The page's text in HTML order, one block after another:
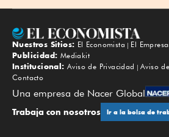
Nuestros Sitios: El Economista El
Publicidad: Mediakit
Institucional: Aviso de Privacidad
Aviso
Contacto
Una empresa de Nacer Global
Trabaja con nosotros Ir a la bolsa de